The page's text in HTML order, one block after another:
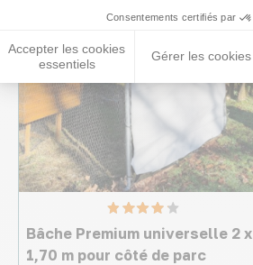
Consentements certifiés par
Accepter les cookies
essentiels
Gérer les cookies
Bâche Premium universelle 2 x
1,70 m pour côté de parc